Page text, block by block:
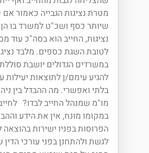
מטרת נציגות הגבייה כאמור
שיותר כסף ושכ"ט למשרד בו הן
נציגות, החייב הוא בסה"כ עוד
לטובת השגת כספים. מלבד
במשרדים הגדולים יושבת
להגיע עימם/ן לתוצאות יעילות
בלתי ואפשרי. מה ההבדל בין
מו"מ שמנהל החייב לבדו?
במקומו מונח, אין את הידע
הפרוסות בפניו ישירות
לגשת ולהתחנן בפני עורכי